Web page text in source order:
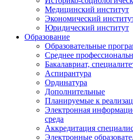
Медицинский институт
Экономический
Юридический институт
Образование
Образовательные
Среднее
Бакалавриат,
Аспирантура
Ординатура
Дополнительные
Планируемые к
Электронная
среда
Аккредитация
Электронные